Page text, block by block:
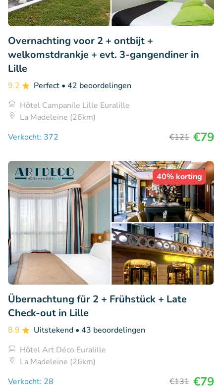
Overnachting voor 2 + ontbijt +
welkomstdrankje + evt. 3-gangendiner in
Lille
9.2 Perfect • 42 beoordelingen
Hôtel Campanile Lille Euralille
La Madeleine (26km)
Verkocht: 372
€121 €79
40% korting
Übernachtung für 2 + Frühstück + Late
Check-out in Lille
8.9 Uitstekend • 43 beoordelingen
Hôtel Art Déco Euralille
La Madeleine (26km)
Verkocht: 28
€131 €79